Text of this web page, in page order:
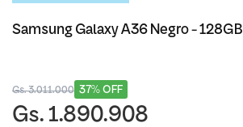
Samsung Galaxy A36 Negro - 128GB
37% OFF
Gs. 3.011.000
Gs. 1.890.908